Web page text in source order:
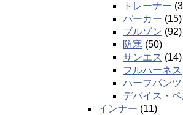
トレーナー
パーカー (15)
ブルゾン (92)
防寒 (50)
サンエス (14)
フルハーネス
ハーフパンツ
デバイス・ペ
インナー (11)